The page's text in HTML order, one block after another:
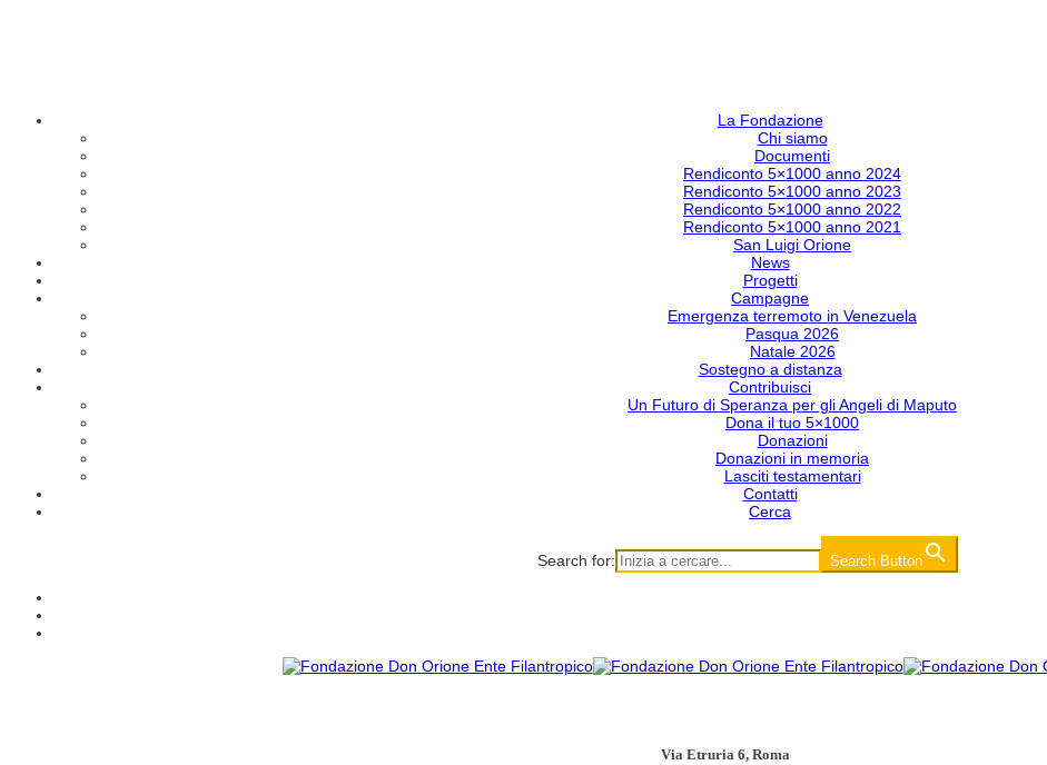
La Fondazione
Chi siamo
Documenti
Rendiconto 5×1000 anno 2024
Rendiconto 5×1000 anno 2023
Rendiconto 5×1000 anno 2022
Rendiconto 5×1000 anno 2021
San Luigi Orione
News
Progetti
Campagne
Emergenza terremoto in Venezuela
Pasqua 2026
Natale 2026
Sostegno a distanza
Contribuisci
Un Futuro di Speranza per gli Angeli di Maputo
Dona il tuo 5×1000
Donazioni
Donazioni in memoria
Lasciti testamentari
Contatti
Cerca
Search for: Search Button
Via Etruria 6, Roma